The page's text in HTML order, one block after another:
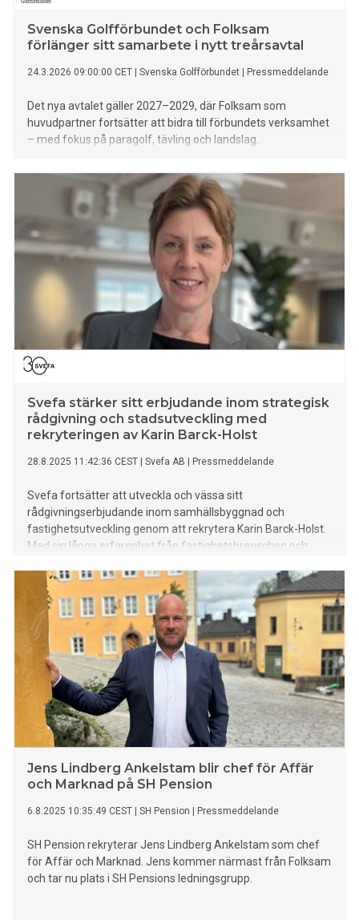
Svenska Golfförbundet och Folksam
förlänger sitt samarbete i nytt treårsavtal
24.3.2026 09:00:00 CET Svenska Golfförbundet Pressmeddelande
Det nya avtalet gäller 2027–2029, där Folksam som
huvudpartner fortsätter att bidra till förbundets verksamhet
– med fokus på paragolf, tävling och landslag.
Svefa stärker sitt erbjudande inom strategisk
rådgivning och stadsutveckling med
rekryteringen av Karin Barck-Holst
28.8.2025 11:42:36 CEST Svefa AB Pressmeddelande
Svefa fortsätter att utveckla och vässa sitt
rådgivningserbjudande inom samhällsbyggnad och
fastighetsutveckling genom att rekrytera Karin Barck-Holst.
Med sin långa erfarenhet från fastighetsbranschen och
organisations- och förändringsledning stärker Karin Svefas
position som en av Sveriges ledande fastighetsrådgivare.
Jens Lindberg Ankelstam blir chef för Affär
och Marknad på SH Pension
6.8.2025 10:35:49 CEST SH Pension Pressmeddelande
SH Pension rekryterar Jens Lindberg Ankelstam som chef
för Affär och Marknad. Jens kommer närmast från Folksam
och tar nu plats i SH Pensions ledningsgrupp.